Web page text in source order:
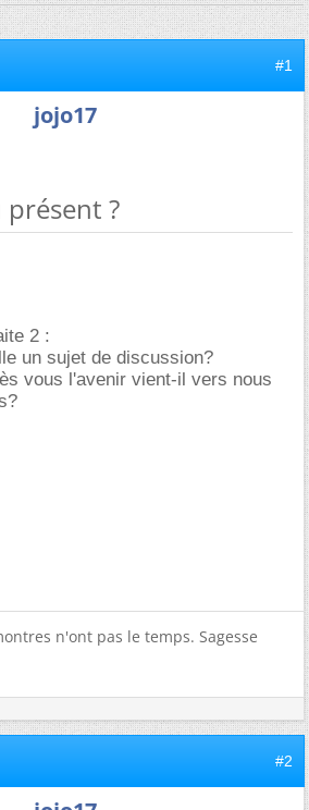
#1
jojo17
?
2 :
un sujet de discussion?
vous l'avenir vient-il vers nous
n'ont pas le temps. Sagesse
#2